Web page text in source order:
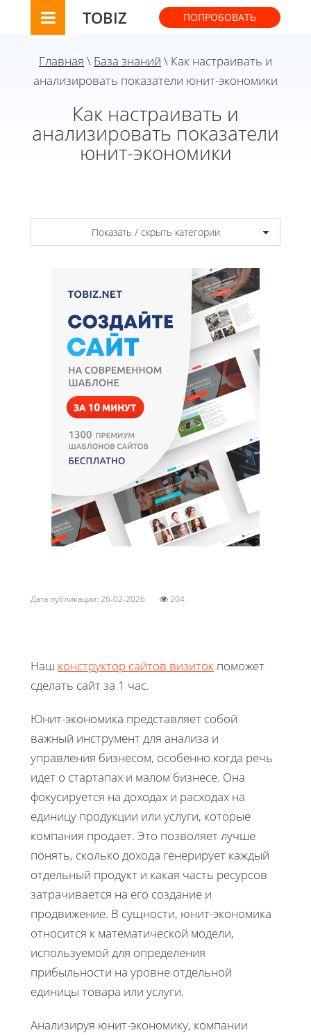
TOBIZ ПОПРОБОВАТЬ
Главная \ База знаний \ Как настраивать и
анализировать показатели юнит-экономики
Как настраивать и
анализировать показатели
юнит-экономики
Показать / скрыть категории
Дата публикации: 26-02-2026 204
Наш конструктор сайтов визиток поможет
сделать сайт за 1 час.
Юнит-экономика представляет собой
важный инструмент для анализа и
управления бизнесом, особенно когда речь
идет о стартапах и малом бизнесе. Она
фокусируется на доходах и расходах на
единицу продукции или услуги, которые
компания продает. Это позволяет лучше
понять, сколько дохода генерирует каждый
отдельный продукт и какая часть ресурсов
затрачивается на его создание и
продвижение. В сущности, юнит-экономика
относится к математической модели,
используемой для определения
прибыльности на уровне отдельной
единицы товара или услуги.
Анализируя юнит-экономику, компании